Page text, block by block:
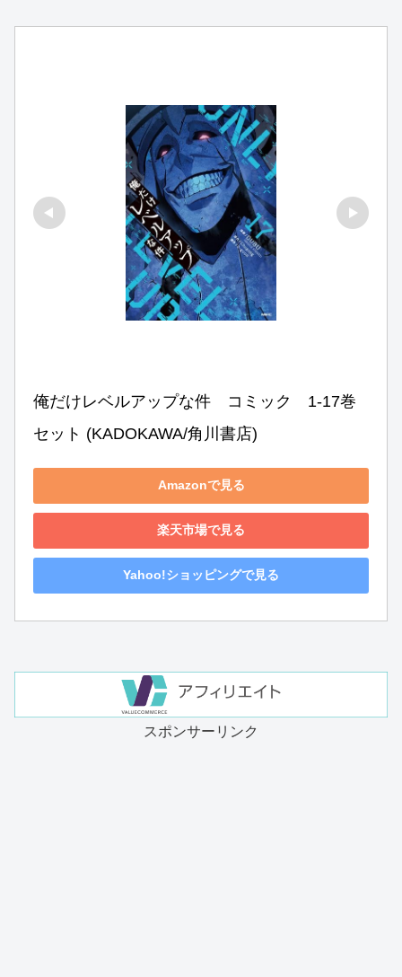
俺だけレベルアップな件　コミック　1-17巻
セット (KADOKAWA/角川書店)
Amazonで見る
楽天市場で見る
Yahoo!ショッピングで見る
スポンサーリンク